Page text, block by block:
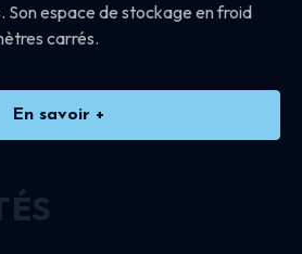
Son espace de stockage en froid
carrés.
En savoir +